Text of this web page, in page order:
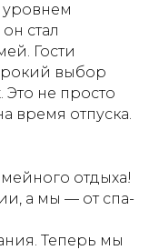
стал
Гости
выбор
Это не просто
время отпуска.
отдыха!
а мы — от спа-
Теперь мы